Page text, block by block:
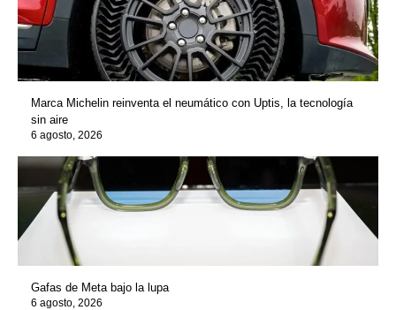
Marca Michelin reinventa el neumático con Uptis, la tecnología
sin aire
6 agosto, 2026
Gafas de Meta bajo la lupa
6 agosto, 2026